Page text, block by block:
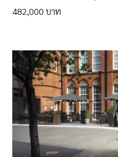
482,000 บาท